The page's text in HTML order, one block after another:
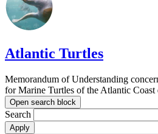
Atlantic Turtles
Memorandum of Understanding
for Marine Turtles of the Atlantic
Open search block
Search